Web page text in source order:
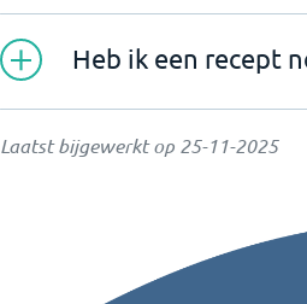
Heb ik een recept
Laatst bijgewerkt op 25-11-2025